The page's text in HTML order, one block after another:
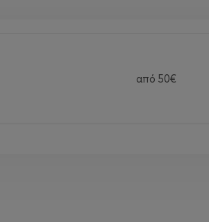
από 50€